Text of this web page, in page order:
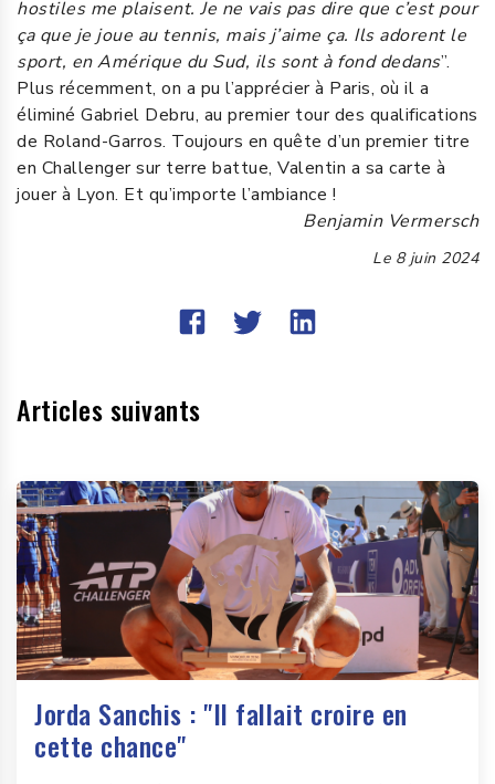
hostiles me plaisent. Je ne vais pas dire que c’est pour
ça que je joue au tennis, mais j’aime ça. Ils adorent le
sport, en Amérique du Sud, ils sont à fond dedans”.
Plus récemment, on a pu l’apprécier à Paris, où il a
éliminé Gabriel Debru, au premier tour des qualifications
de Roland-Garros. Toujours en quête d’un premier titre
en Challenger sur terre battue, Valentin a sa carte à
jouer à Lyon. Et qu’importe l’ambiance !
Benjamin Vermersch
Le 8 juin 2024
Articles suivants
Jorda Sanchis : "Il fallait croire en
cette chance"